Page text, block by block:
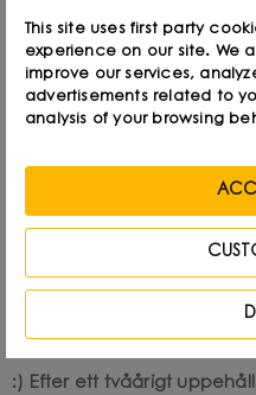
Warsaw
W: News - Nyheter, premiärer
lis 10, 2021 Visar:21203
Vi kommer att minnas
mässa under lång tid
:) Efter ett tvåårigt
This site uses first party
experience on our site. We
improve our services,
advertisements related to
analysis of your browsing